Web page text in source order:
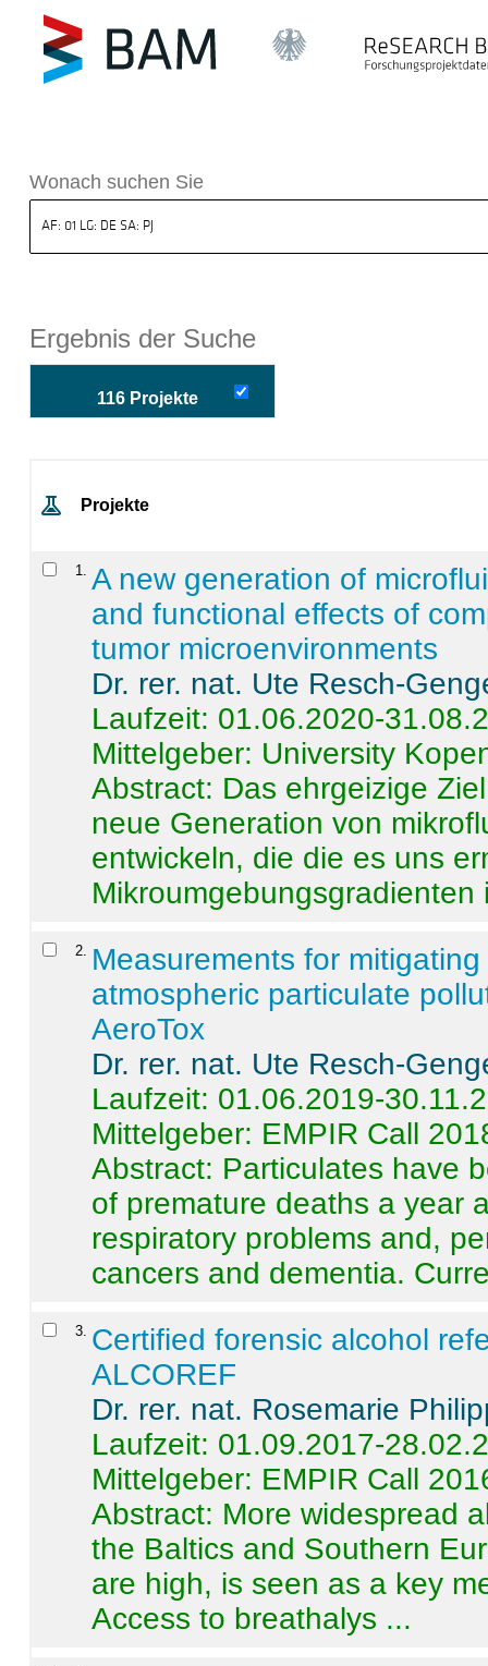
BAM
Wonach suchen Sie
Ergebnis der Suche
116 Projekte
Projekte
1
A new generation of
and functional effects of
tumor microenvironments
Dr. rer. nat. Ute Resch-
Laufzeit: 01.06.2020-
Mittelgeber: University
Abstract: Das ehrgeizige
neue Generation von
entwickeln, die die es uns
Mikroumgebungsgradienten
2
Measurements for
atmospheric particulate
AeroTox
Dr. rer. nat. Ute Resch-
Laufzeit: 01.06.2019-
Mittelgeber: EMPIR Call
Abstract: Particulates have
of premature deaths a year
respiratory problems and,
cancers and dementia.
3 Certified forensic alcohol
ALCOREF
Dr. rer. nat. Rosemarie
Laufzeit: 01.09.2017-
Mittelgeber: EMPIR Call
Abstract: More widespread
the Baltics and Southern
are high, is seen as a key
Access to breathalys ...